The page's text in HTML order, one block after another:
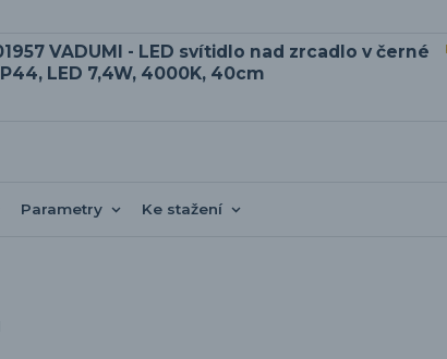
VADUMI - LED svítidlo nad zrcadlo v černé
LED 7,4W, 4000K, 40cm
Parametry Ke stažení